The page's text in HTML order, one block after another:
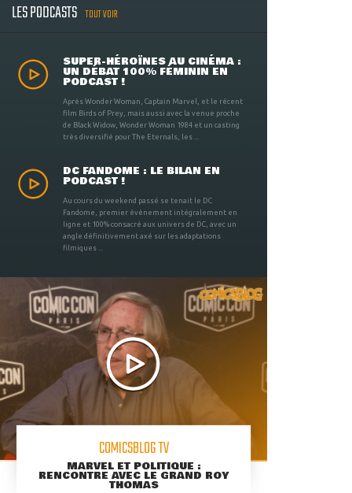
LES PODCASTS TOUT VOIR
SUPER-HÉROÏNES AU CINÉMA :
UN DÉBAT 100% FÉMININ EN
PODCAST !
Après Wonder Woman, Captain Marvel, et le récent
film Birds of Prey, mais aussi avec la venue proche
de Black Widow, Wonder Woman 1984 et un casting
très diversifié pour The Eternals, les ...
DC FANDOME : LE BILAN EN
PODCAST !
Au cours du weekend passé se tenait le DC
Fandome, premier évènement intégralement en
ligne et 100% consacré aux univers de DC, avec un
angle définitivement axé sur les adaptations
filmiques ...
COMICSBLOG TV
MARVEL ET POLITIQUE :
RENCONTRE AVEC LE GRAND ROY
THOMAS